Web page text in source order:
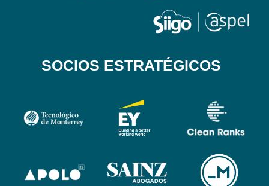
SOCIOS ESTRATÉGICOS